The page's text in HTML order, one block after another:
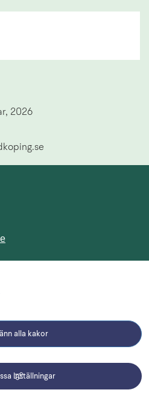
alla kakor
inställningar
2026